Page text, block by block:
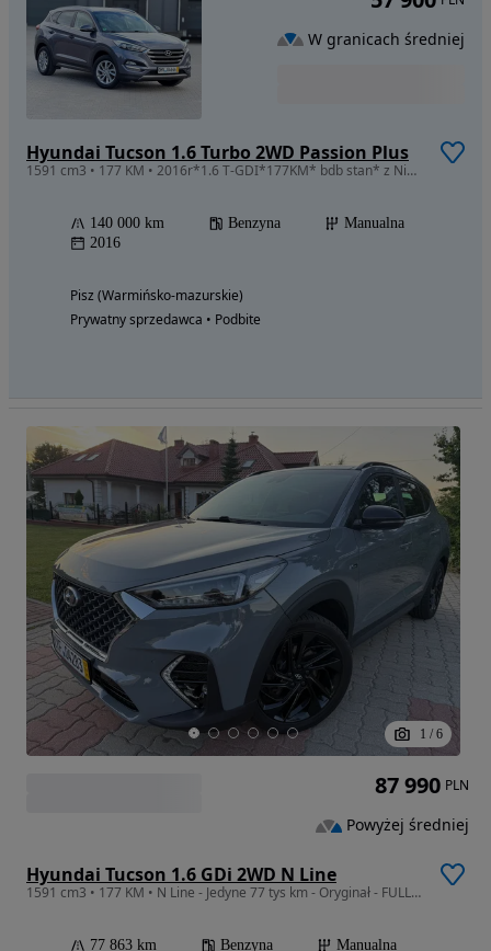
Hyundai Tucson 1.6 Turbo 2WD Passion Plus
1591 cm3 • 177 KM • 2016r*1.6 T-GDI*177KM* bdb stan* z Niemiec* oplacony*
140 000 km Benzyna
Manualna
2016
Pisz (Warmińsko-mazurskie)
Prywatny sprzedawca • Podbite
W granicach średniej
1 / 6
Hyundai Tucson 1.6 GDi 2WD N Line
1591 cm3 • 177 KM • N Line - Jedyne 77 tys km - Oryginał - FULL ASO - 8 ALU
77 863 km Benzyna Manualna
87 990 PLN
Powyżej średniej